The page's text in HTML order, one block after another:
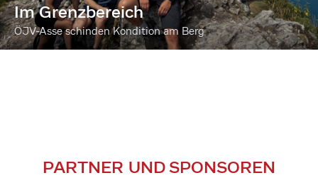
Im Grenzbereich
ÖJV-Asse schinden Kondition am Berg
PARTNER UND SPONSOREN